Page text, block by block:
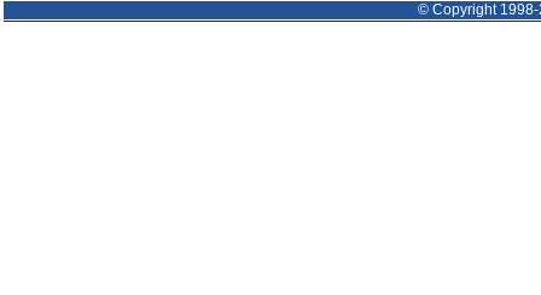
© Copyright 1998-